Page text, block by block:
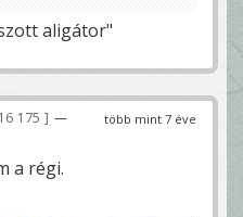
aligátor"
több mint 7 éve
16 175
—
a régi.